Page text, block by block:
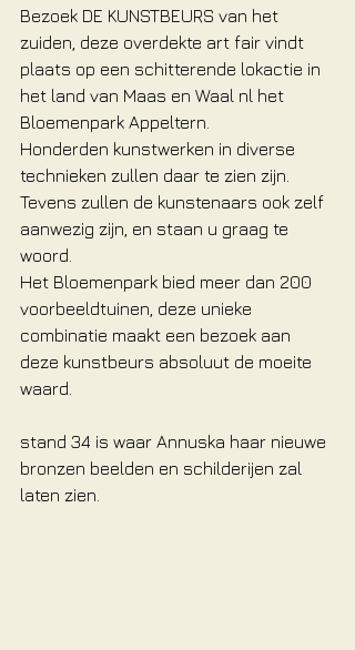
Bezoek DE KUNSTBEURS van het
zuiden, deze overdekte art fair vindt
plaats op een schitterende lokactie in
het land van Maas en Waal nl het
Bloemenpark Appeltern.
Honderden kunstwerken in diverse
technieken zullen daar te zien zijn.
Tevens zullen de kunstenaars ook zelf
aanwezig zijn, en staan u graag te
woord.
Het Bloemenpark bied meer dan 200
voorbeeldtuinen, deze unieke
combinatie maakt een bezoek aan
deze kunstbeurs absoluut de moeite
waard.
stand 34 is waar Annuska haar nieuwe
bronzen beelden en schilderijen zal
laten zien.